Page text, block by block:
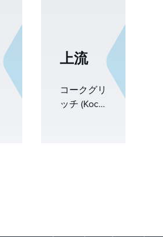
および相分
離ソリュー
スループッ
ト、ランレ
を提供し、
質、スルー
プット、お
上流
コークグリ
ッチ (Koch-